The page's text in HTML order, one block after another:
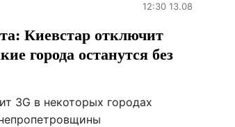
12:30 13.08
Киевстар отключит
города останутся без
3G в некоторых городах